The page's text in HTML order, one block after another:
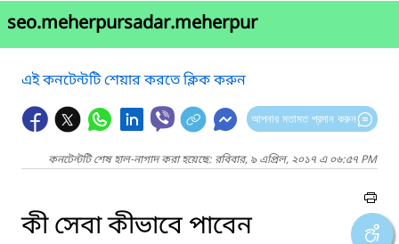
seo.meherpursadar.meherpur
এই কনটেন্টটি শেয়ার করতে ক্লিক করুন
আপনার মতামত প্রদান করুন
কনটেন্টটি শেষ হাল-নাগাদ করা হয়েছে: রবিবার, ৯ এপ্রিল, ২০১৭ এ ০৬:৫৭ PM
কী সেবা কীভাবে পাবেন